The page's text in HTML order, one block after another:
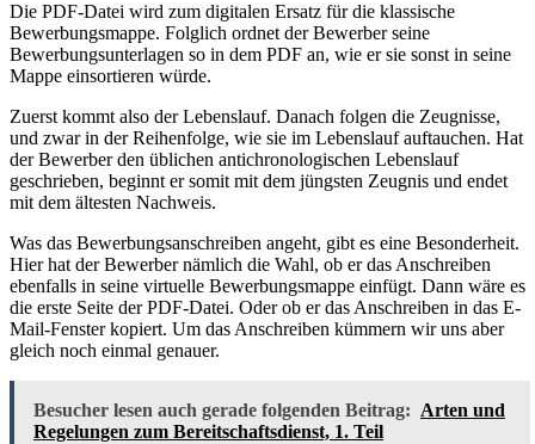
Die PDF-Datei wird zum digitalen Ersatz für die klassische
Bewerbungsmappe. Folglich ordnet der Bewerber seine
Bewerbungsunterlagen so in dem PDF an, wie er sie sonst in seine
Mappe einsortieren würde.
Zuerst kommt also der Lebenslauf. Danach folgen die Zeugnisse,
und zwar in der Reihenfolge, wie sie im Lebenslauf auftauchen. Hat
der Bewerber den üblichen antichronologischen Lebenslauf
geschrieben, beginnt er somit mit dem jüngsten Zeugnis und endet
mit dem ältesten Nachweis.
Was das Bewerbungsanschreiben angeht, gibt es eine Besonderheit.
Hier hat der Bewerber nämlich die Wahl, ob er das Anschreiben
ebenfalls in seine virtuelle Bewerbungsmappe einfügt. Dann wäre es
die erste Seite der PDF-Datei. Oder ob er das Anschreiben in das E-
Mail-Fenster kopiert. Um das Anschreiben kümmern wir uns aber
gleich noch einmal genauer.
Besucher lesen auch gerade folgenden Beitrag: Arten und
Regelungen zum Bereitschaftsdienst, 1. Teil